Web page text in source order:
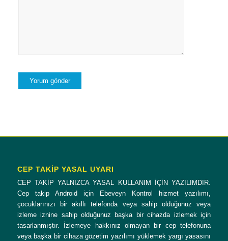
CEP TAKİP YASAL UYARI
CEP TAKİP YALNIZCA YASAL KULLANIM İÇİN YAZILIMDIR.
Cep takip Android için Ebeveyn Kontrol hizmet yazılımı,
çocuklarınızı bir akıllı telefonda veya sahip olduğunuz veya
izleme iznine sahip olduğunuz başka bir cihazda izlemek için
tasarlanmıştır. İzlemeye hakkınız olmayan bir cep telefonuna
veya başka bir cihaza gözetim yazılımı yüklemek yargı yasasını